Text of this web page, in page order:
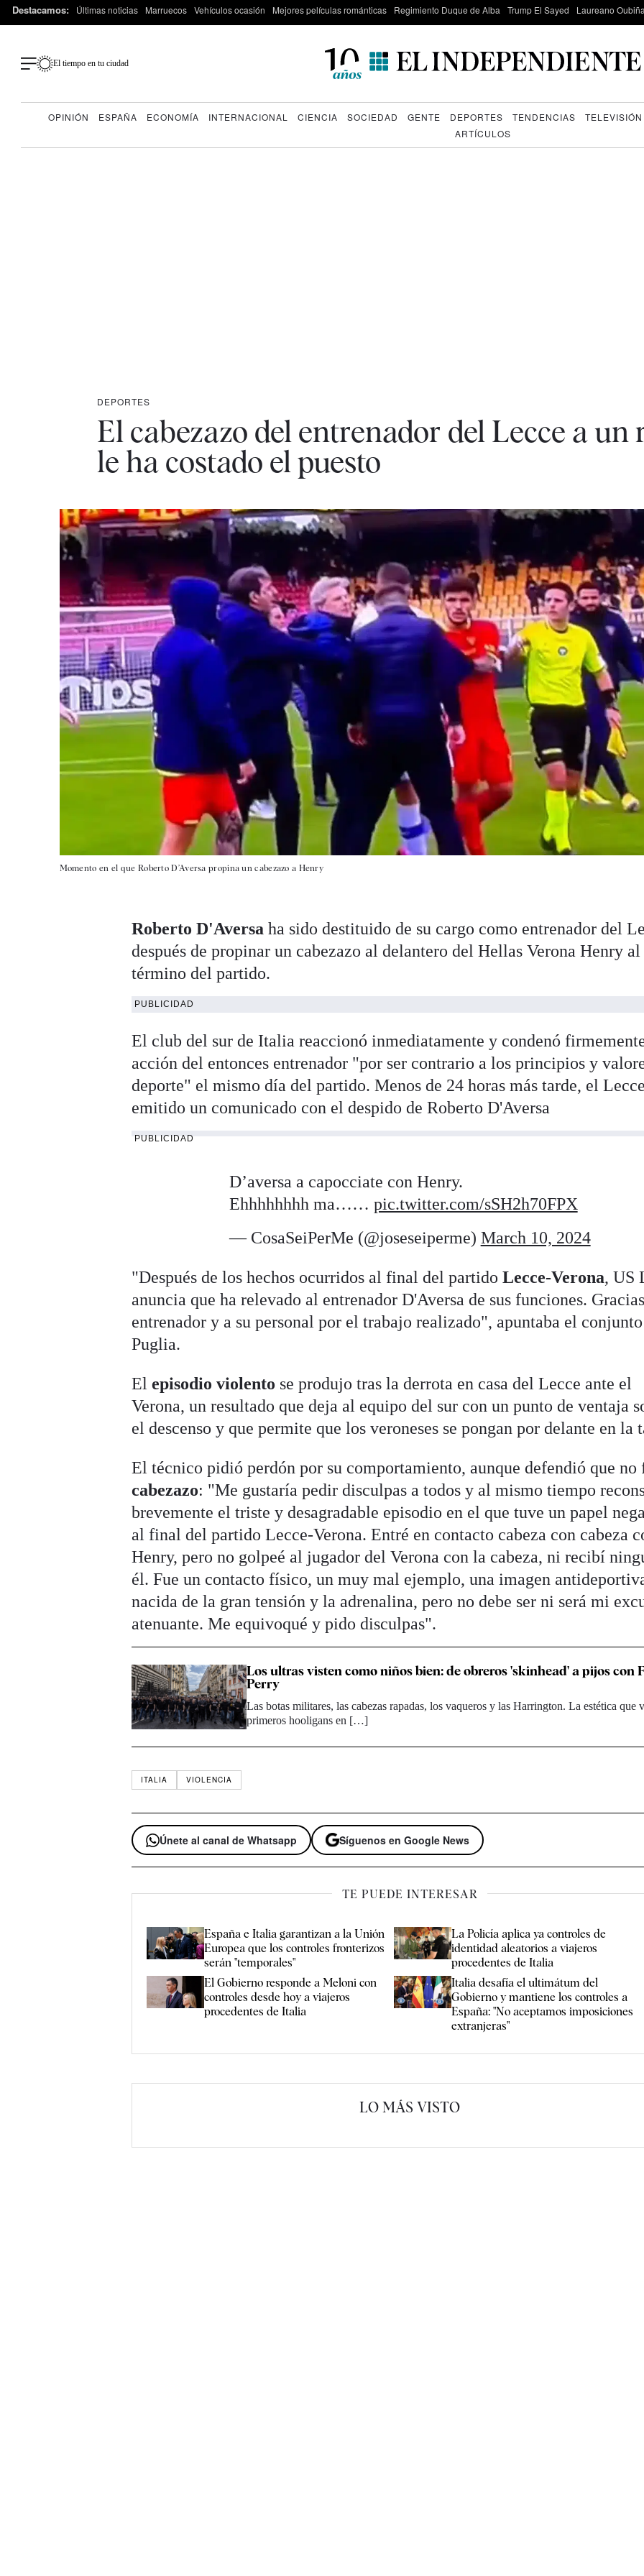
Destacamos: Últimas noticias Marruecos Vehículos ocasión Mejores películas románticas Regimiento Duque de Alba Trump El Sayed Laureano
El tiempo en tu ciudad
OPINIÓN ESPAÑA ECONOMÍA INTERNACIONAL CIENCIA SOCIEDAD GENTE DEPORTES TENDENCIAS
TELEVISIÓN
ARTÍCULOS
DEPORTES
El cabezazo del entrenador del Lecce a un
le ha costado el puesto
Momento en el que Roberto D’Aversa propina un cabezazo a Henry
Roberto D'Aversa ha sido destituido de su cargo como entrenador del
después de propinar un cabezazo al delantero del Hellas Verona Henry al
término del partido.
PUBLICIDAD
El club del sur de Italia reaccionó inmediatamente y condenó
acción del entonces entrenador "por ser contrario a los principios y
deporte" el mismo día del partido. Menos de 24 horas más tarde, el
emitido un comunicado con el despido de Roberto D'Aversa
PUBLICIDAD
D’aversa a capocciate con Henry.
Ehhhhhhhh ma…… pic.twitter.com/sSH2h70FPX
— CosaSeiPerMe (@joseseiperme) March 10, 2024
"Después de los hechos ocurridos al final del partidoLecce-Verona, US
anuncia que ha relevado al entrenador D'Aversa de sus funciones.
entrenador y a su personal por el trabajo realizado", apuntaba el
Puglia.
Elepisodio violento se produjo tras la derrota en casa del Lecce ante el
Verona, un resultado que deja al equipo del sur con un punto de ventaja
el descenso y que permite que los veroneses se pongan por delante en la
El técnico pidió perdón por su comportamiento, aunque defendió que no
cabezazo: "Me gustaría pedir disculpas a todos y al mismo tiempo
brevemente el triste y desagradable episodio en el que tuve un papel
al final del partido Lecce-Verona. Entré en contacto cabeza con cabeza
Henry, pero no golpeé al jugador del Verona con la cabeza, ni recibí
él. Fue un contacto físico, un muy mal ejemplo, una imagen
nacida de la gran tensión y la adrenalina, pero no debe ser ni será mi
atenuante. Me equivoqué y pido disculpas".
Los ultras visten como niños bien: de obreros 'skinhead' a pijos con
Perry
Las botas militares, las cabezas rapadas, los vaqueros y las Harrington. La estética que
primeros hooligans en […]
ITALIA VIOLENCIA
Únete al canal de Whatsapp Síguenos en Google News
TE PUEDE INTERESAR
España e Italia garantizan a la Unión
Europea que los controles fronterizos
serán "temporales"
La Policía aplica ya controles de
identidad aleatorios a viajeros
procedentes de Italia
El Gobierno responde a Meloni con
controles desde hoy a viajeros
procedentes de Italia
Italia desafía el ultimátum del
Gobierno y mantiene los controles a
España: "No aceptamos imposiciones
extranjeras"
LO MÁS VISTO